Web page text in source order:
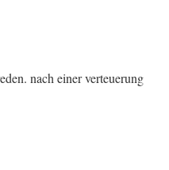
nach einer verteuerung